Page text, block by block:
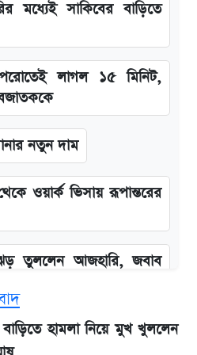
মধ্যেই সাকিবের বাড়িতে
লাগল ১৫ মিনিট,
নতুন দাম
ওয়ার্ক ভিসায় রূপান্তরের
তুললেন আজহারি, জবাব
নিয়ে বড় সতর্কবার্তা
বাড়িতে হামলা নিয়ে মুখ খুললেন